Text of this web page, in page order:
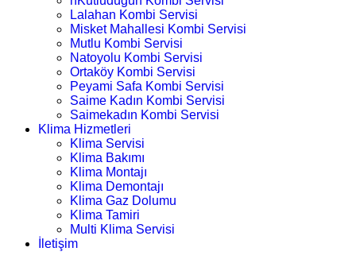
Lalahan Kombi Servisi
Misket Mahallesi Kombi Servisi
Mutlu Kombi Servisi
Natoyolu Kombi Servisi
Ortaköy Kombi Servisi
Peyami Safa Kombi Servisi
Saime Kadın Kombi Servisi
Saimekadın Kombi Servisi
Klima Hizmetleri
Klima Servisi
Klima Bakımı
Klima Montajı
Klima Demontajı
Klima Gaz Dolumu
Klima Tamiri
Multi Klima Servisi
İletişim